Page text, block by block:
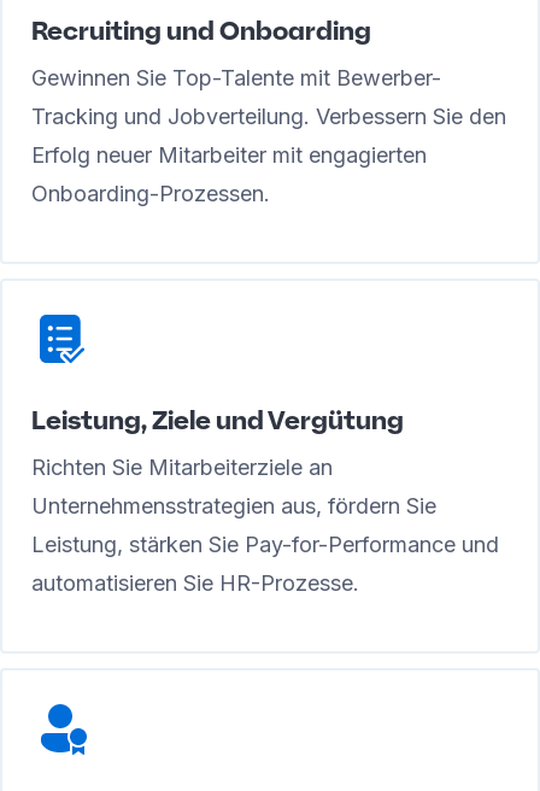
Recruiting und Onboarding
Gewinnen Sie Top-Talente mit Bewerber-
Tracking und Jobverteilung. Verbessern Sie den
Erfolg neuer Mitarbeiter mit engagierten
Onboarding-Prozessen.
Leistung, Ziele und Vergütung
Richten Sie Mitarbeiterziele an
Unternehmensstrategien aus, fördern Sie
Leistung, stärken Sie Pay-for-Performance und
automatisieren Sie HR-Prozesse.